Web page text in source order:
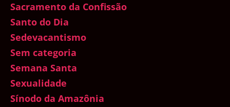
Sacramento da Confissão
Santo do Dia
Sedevacantismo
Sem categoria
Semana Santa
Sexualidade
Sínodo da Amazônia